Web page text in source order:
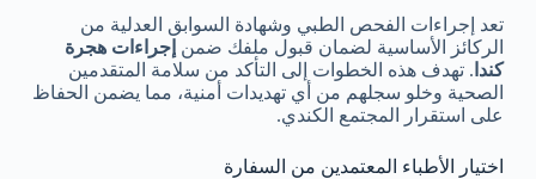
تعد إجراءات الفحص الطبي وشهادة السوابق العدلية من
الركائز الأساسية لضمان قبول ملفك ضمن إجراءات هجرة
كندا . تهدف هذه الخطوات إلى التأكد من سلامة المتقدمين
الصحية وخلو سجلهم من أي تهديدات أمنية، مما يضمن الحفاظ
على استقرار المجتمع الكندي.
اختيار الأطباء المعتمدين من السفارة